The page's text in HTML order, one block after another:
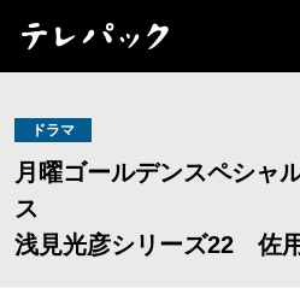
ドラマ
月曜ゴールデンスペシ
ス
浅見光彦シリーズ22 佐